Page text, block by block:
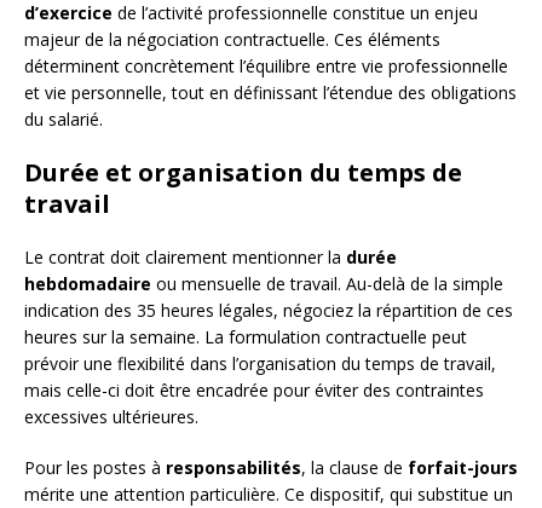
d’exercice de l’activité professionnelle constitue un enjeu
majeur de la négociation contractuelle. Ces éléments
déterminent concrètement l’équilibre entre vie professionnelle
et vie personnelle, tout en définissant l’étendue des obligations
du salarié.
Durée et organisation du temps de
travail
Le contrat doit clairement mentionner la durée
hebdomadaire ou mensuelle de travail. Au-delà de la simple
indication des 35 heures légales, négociez la répartition de ces
heures sur la semaine. La formulation contractuelle peut
prévoir une flexibilité dans l’organisation du temps de travail,
mais celle-ci doit être encadrée pour éviter des contraintes
excessives ultérieures.
Pour les postes à responsabilités, la clause de forfait-jours
mérite une attention particulière. Ce dispositif, qui substitue un